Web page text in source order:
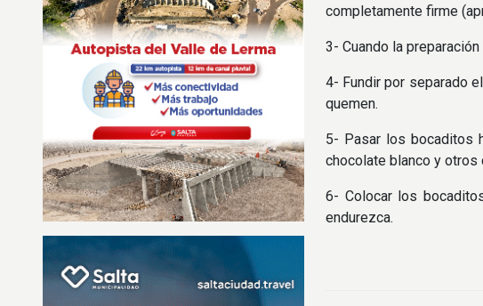
completamente firme
3- Cuando la
4- Fundir por separado
quemen.
5- Pasar los bocaditos
chocolate blanco y otros
6- Colocar los
endurezca.